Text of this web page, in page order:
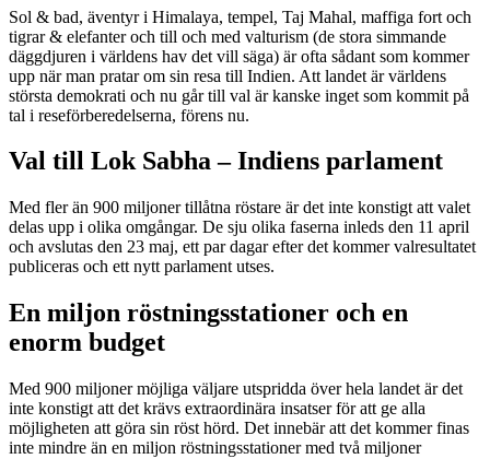
Sol & bad, äventyr i Himalaya, tempel, Taj Mahal, maffiga fort och
tigrar & elefanter och till och med valturism (de stora simmande
däggdjuren i världens hav det vill säga) är ofta sådant som kommer
upp när man pratar om sin resa till Indien. Att landet är världens
största demokrati och nu går till val är kanske inget som kommit på
tal i reseförberedelserna, förens nu.
Val till Lok Sabha – Indiens parlament
Med fler än 900 miljoner tillåtna röstare är det inte konstigt att valet
delas upp i olika omgångar. De sju olika faserna inleds den 11 april
och avslutas den 23 maj, ett par dagar efter det kommer valresultatet
publiceras och ett nytt parlament utses.
En miljon röstningsstationer och en
enorm budget
Med 900 miljoner möjliga väljare utspridda över hela landet är det
inte konstigt att det krävs extraordinära insatser för att ge alla
möjligheten att göra sin röst hörd. Det innebär att det kommer finas
inte mindre än en miljon röstningsstationer med två miljoner